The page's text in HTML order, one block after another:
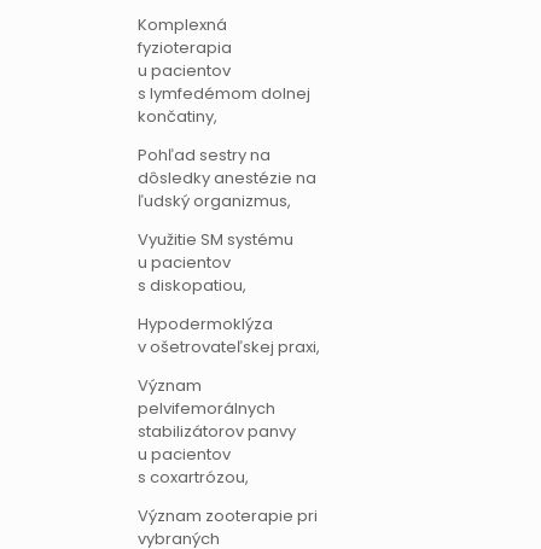
Komplexná
fyzioterapia
u pacientov
s lymfedémom dolnej
končatiny,
Pohľad sestry na
dôsledky anestézie na
ľudský organizmus,
Využitie SM systému
u pacientov
s diskopatiou,
Hypodermoklýza
v ošetrovateľskej praxi,
Význam
pelvifemorálnych
stabilizátorov panvy
u pacientov
s coxartrózou,
Význam zooterapie pri
vybraných